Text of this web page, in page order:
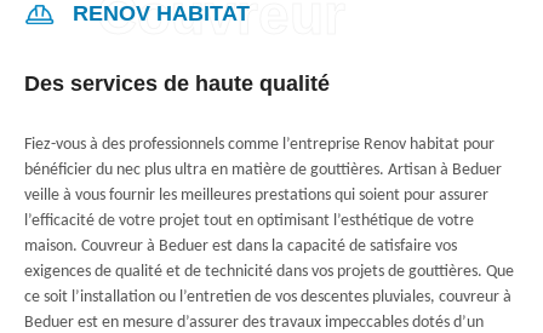
RENOV HABITAT
Des services de haute qualité
Fiez-vous à des professionnels comme l’entreprise Renov habitat pour
bénéficier du nec plus ultra en matière de gouttières. Artisan à Beduer
veille à vous fournir les meilleures prestations qui soient pour assurer
l’efficacité de votre projet tout en optimisant l’esthétique de votre
maison. Couvreur à Beduer est dans la capacité de satisfaire vos
exigences de qualité et de technicité dans vos projets de gouttières. Que
ce soit l’installation ou l’entretien de vos descentes pluviales, couvreur à
Beduer est en mesure d’assurer des travaux impeccables dotés d’un